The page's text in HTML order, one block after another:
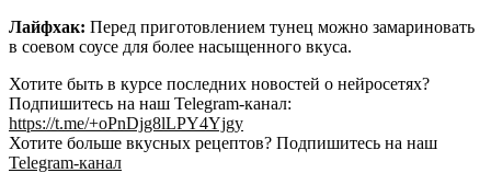
Лайфхак: Перед приготовлением тунец можно замариновать
в соевом соусе для более насыщенного вкуса.
Хотите быть в курсе последних новостей о нейросетях?
Подпишитесь на наш Telegram-канал:
https://t.me/+oPnDjg8lLPY4Yjgy
Хотите больше вкусных рецептов? Подпишитесь на наш
Telegram-канал